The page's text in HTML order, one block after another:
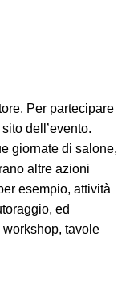
degli Studi di
con le
da servizi
Per partecipare
dell’evento.
giornate di salone,
altre azioni
esempio, attività
ed
tavole